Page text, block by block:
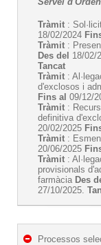
Tràmit :
18/02/2024
Tràmit :
Des del 18/02/
Tancat
Tràmit :
d'exclosos i
Fins al 09/12/
Tràmit :
definitiva
20/02/2025
Tràmit :
20/06/2025
Tràmit :
provisionals
farmàcia Des
27/10/2025.
Processos